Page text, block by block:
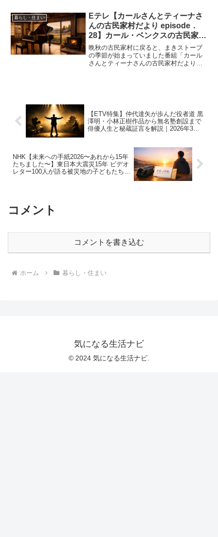
してきたことで「奇跡の集落」とも呼ば
れる場所で...
暮らし・住まい
Eテレ【カールさんとティーナさ
んの古民家村だより episode．
28】カール・ベンクスの古民家再
生と古民家コンサートの舞台、移
住料理人が地元野菜で作る晩秋の
食卓とは｜2026年3月5日
晩秋の古民家村に戻ると、まきストーブ
の季節が始まっていました番組「カール
さんとティーナさんの古民家村だより
【ETV特集】仲代達矢が歩んだ役者道 黒
澤明・小林正樹作品から無名塾創設まで
俳優人生と秘蔵証言を解説｜2026年3月7
NHK【未来への手紙2026〜あれから15年
たちました〜】東日本大震災15年 ビデオ
レター100人が語る被災地の子どもたちの
コメント
コメントを書き込む
ホーム 暮らし・住まい
気になる生活ナビ
© 2024 気になる生活ナビ.